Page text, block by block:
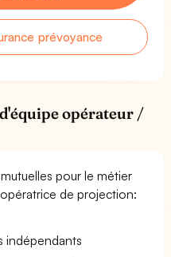
prévoyance
opérateur /
pour le métier
de projection:
indépendants